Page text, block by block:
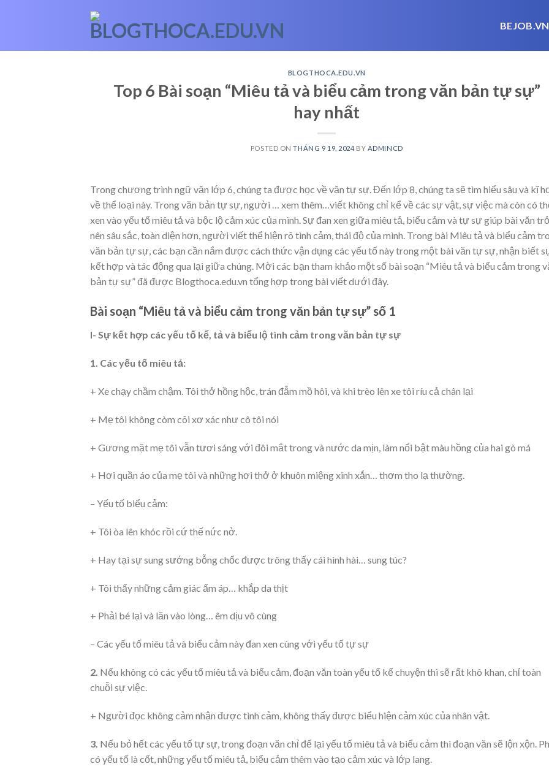
BEJOB.VN
BLOGTHOCA.EDU.VN
Top 6 Bài soạn “Miêu tả và biểu cảm trong văn bản tự sự”
hay nhất
POSTED ONTHÁNG 9 19, 2024 BY ADMINCD
Trong chương trình ngữ văn lớp 6, chúng ta được học về văn tự sự. Đến lớp 8, chúng ta sẽ tìm hiểu sâu và kĩ
về thể loại này. Trong văn bản tự sự, người
… xem thêm… viết không chỉ kể về các sự vật, sự việc mà còn có
xen vào yếu tố miêu tả và bộc lộ cảm xúc của mình. Sự đan xen giữa miêu tả, biểu cảm và tự sự giúp bài văn
nên sâu sắc, toàn diện hơn, người viết thể hiện rõ tình cảm, thái độ của mình. Trong bài Miêu tả và biểu cảm
văn bản tự sự, các bạn cần nắm được cách thức vận dụng các yếu tố này trong một bài văn tự sự, nhận biết
kết hợp và tác động qua lại giữa chúng. Mời các bạn tham khảo một số bài soạn “Miêu tả và biểu cảm trong
bản tự sự” đã được Blogthoca.edu.vn tổng hợp trong bài viết dưới đây.
Bài soạn “Miêu tả và biểu cảm trong văn bản tự sự” số 1
I- Sự kết hợp các yếu tố kể, tả và biểu lộ tình cảm trong văn bản tự sự
1. Các yếu tố miêu tả:
+ Xe chạy chầm chậm. Tôi thở hồng hộc, trán đẫm mồ hôi, và khi trèo lên xe tôi ríu cả chân lại
+ Mẹ tôi không còm cõi xơ xác như cô tôi nói
+ Gương mặt mẹ tôi vẫn tươi sáng với đôi mắt trong và nước da mịn, làm nổi bật màu hồng của hai gò má
+ Hơi quần áo của mẹ tôi và những hơi thở ở khuôn miệng xinh xắn… thơm tho lạ thường.
– Yếu tố biểu cảm:
+ Tôi òa lên khóc rồi cứ thế nức nở.
+ Hay tại sự sung sướng bỗng chốc được trông thấy cái hình hài… sung túc?
+ Tôi thấy những cảm giác ấm áp… khắp da thịt
+ Phải bé lại và lăn vào lòng… êm dịu vô cùng
– Các yếu tố miêu tả và biểu cảm này đan xen cùng với yếu tố tự sự
2. Nếu không có các yếu tố miêu tả và biểu cảm, đoạn văn toàn yếu tố kể chuyện thì sẽ rất khô khan, chỉ toàn
chuỗi sự việc.
+ Người đọc không cảm nhận được tình cảm, không thấy được biểu hiện cảm xúc của nhân vật.
3. Nếu bỏ hết các yếu tố tự sự, trong đoạn văn chỉ để lại yếu tố miêu tả và biểu cảm thì đoạn văn sẽ lộn xộn.
có yếu tố là cốt, những yếu tố miêu tả, biểu cảm thêm vào tạo cảm xúc và lớp lang.